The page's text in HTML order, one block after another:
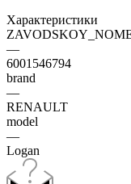
Характеристики
—
6001546794
brand
—
RENAULT
model
—
Logan